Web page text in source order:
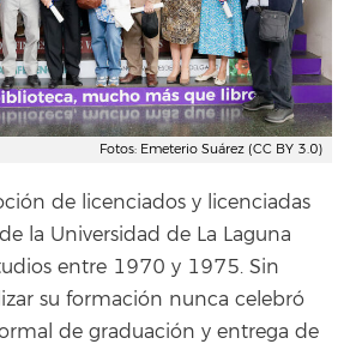
Fotos: Emeterio Suárez (CC BY 3.0)
de licenciados y licenciadas
la Universidad de La Laguna
entre 1970 y 1975. Sin
su formación nunca celebró
de graduación y entrega de